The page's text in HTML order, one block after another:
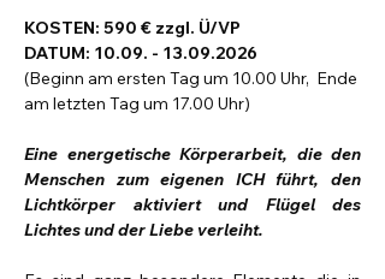
KOSTEN: 590 € zzgl. Ü/VP
DATUM: 10.09. - 13.09.2026
(Beginn am ersten Tag um 10.00 Uhr,  Ende
am letzten Tag um 17.00 Uhr)
Eine energetische Körperarbeit, die den
Menschen zum eigenen ICH führt, den
Lichtkörper aktiviert und Flügel des
Lichtes und der Liebe verleiht.